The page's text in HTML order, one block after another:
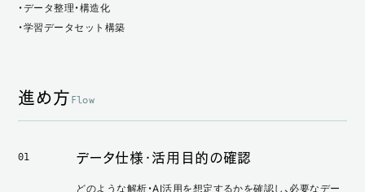
・データ整理・構造化
・学習データセット構築
進め方 Flow
01 データ仕様・活用目的の確認
どのような解析・AI活用を想定するかを確認し、必要なデー